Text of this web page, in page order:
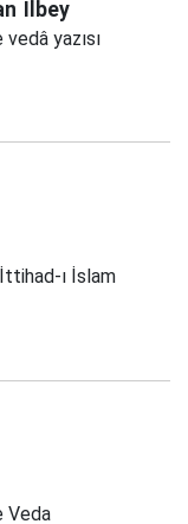
İlbey
yazısı
ı İslam
Veda